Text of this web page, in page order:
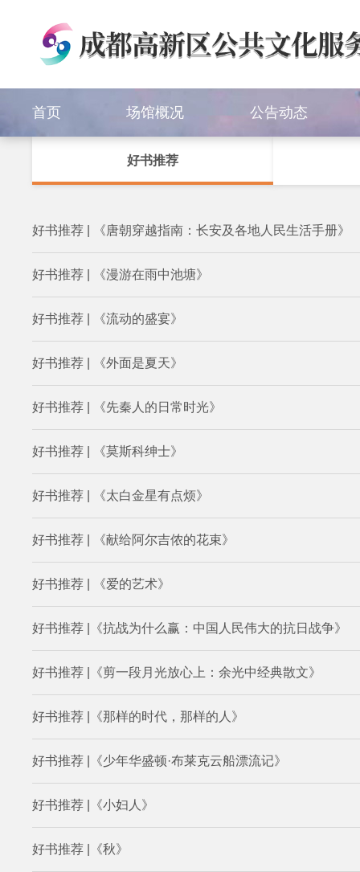
首页 场馆概况 公告动态
好书推荐
好书推荐 | 《唐朝穿越指南：长安及各地人民生活手册》
好书推荐 | 《漫游在雨中池塘》
好书推荐 | 《流动的盛宴》
好书推荐 | 《外面是夏天》
好书推荐 | 《先秦人的日常时光》
好书推荐 | 《莫斯科绅士》
好书推荐 | 《太白金星有点烦》
好书推荐 | 《献给阿尔吉侬的花束》
好书推荐 | 《爱的艺术》
好书推荐 |《抗战为什么赢：中国人民伟大的抗日战争》
好书推荐 |《剪一段月光放心上：余光中经典散文》
好书推荐 |《那样的时代，那样的人》
好书推荐 |《少年华盛顿·布莱克云船漂流记》
好书推荐 |《小妇人》
好书推荐 |《秋》